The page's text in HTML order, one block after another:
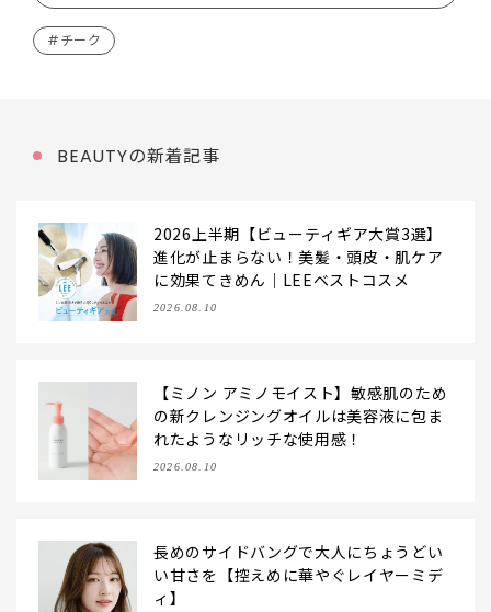
#チーク
BEAUTYの新着記事
2026上半期【ビューティギア大賞3選】
進化が止まらない！美髪・頭皮・肌ケア
に効果てきめん｜LEEベストコスメ
2026.08.10
【ミノン アミノモイスト】敏感肌のため
の新クレンジングオイルは美容液に包ま
れたようなリッチな使用感！
2026.08.10
長めのサイドバングで大人にちょうどい
い甘さを【控えめに華やぐレイヤーミデ
ィ】